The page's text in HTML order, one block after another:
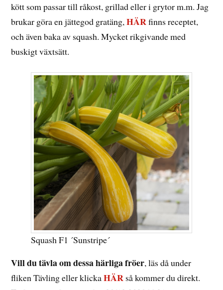
kött som passar till råkost, grillad eller i grytor m.m. Jag
brukar göra en jättegod gratäng,HÄRfinns receptet,
och även baka av squash. Mycket rikgivande med
buskigt växtsätt.
Squash F1 ´Sunstripe´
Vill du tävla om dessa härliga fröer, läs då under
fliken Tävling eller klickaHÄR så kommer du direkt.